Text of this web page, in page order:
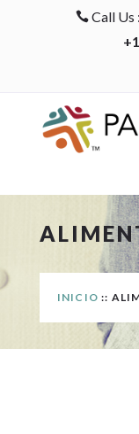
 Call Us :
INICIO ::